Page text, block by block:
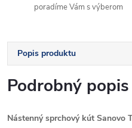
poradíme Vám s výberom
Popis produktu
Podrobný popis
Nástenný sprchový kút